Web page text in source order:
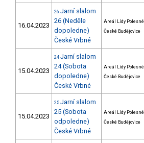
16.04.2023
26 Jarní slalom
26 (Neděle
dopoledne)
České Vrbné
Areál Lídy Polesné
České Budějovice
15.04.2023
24 Jarní slalom
24 (Sobota
dopoledne)
České Vrbné
Areál Lídy Polesné
České Budějovice
15.04.2023
25 Jarní slalom
25 (Sobota
odpoledne)
České Vrbné
Areál Lídy Polesné
České Budějovice